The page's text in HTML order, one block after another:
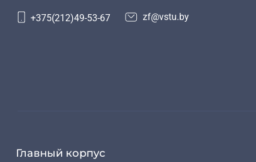
+375(212)49-53-67 zf@vstu.by
Главный корпус